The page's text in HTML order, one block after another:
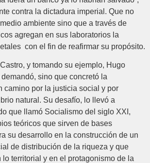
contra la dictadura imperial. Que no
ambiente sino que a través de
agregan en sus laboratorios la
con el fin de reafirmar su propósito.
y tomando su ejemplo, Hugo
sino que concretó la
camino por la justicia social y por
natural. Su desafío, lo llevó a
que llamó Socialismo del siglo XXI,
teóricos que sirven de bases
su desarrollo en la construcción de un
de distribución de la riqueza y que
territorial y en el protagonismo de la